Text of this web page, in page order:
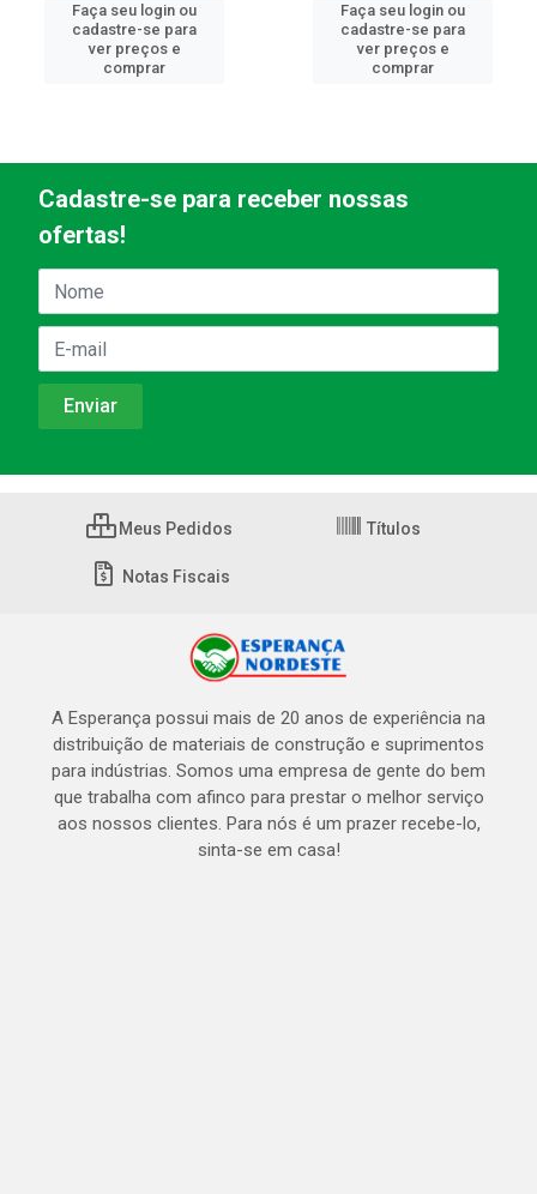
Faça seu login ou
cadastre-se para
ver preços e
comprar
Faça seu login ou
cadastre-se para
ver preços e
comprar
Cadastre-se para receber nossas
ofertas!
Meus Pedidos Títulos
Notas Fiscais
A Esperança possui mais de 20 anos de experiência na
distribuição de materiais de construção e suprimentos
para indústrias. Somos uma empresa de gente do bem
que trabalha com afinco para prestar o melhor serviço
aos nossos clientes. Para nós é um prazer recebe-lo,
sinta-se em casa!